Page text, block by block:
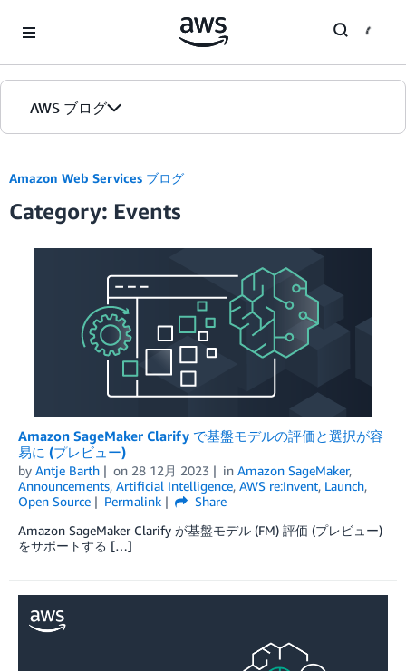
AWS ブログ
カテゴリ
エディション
Amazon Web Services ブログ
Category: Events
Amazon SageMaker Clarify で基盤モデルの評価と選択が容
易に (プレビュー)
by Antje Barth on 28 12月 2023 in Amazon SageMaker,
Announcements, Artificial Intelligence, AWS re:Invent, Launch,
Open Source
Permalink
Share
Amazon SageMaker Clarify が基盤モデル (FM) 評価 (プレビュー)
をサポートする […]